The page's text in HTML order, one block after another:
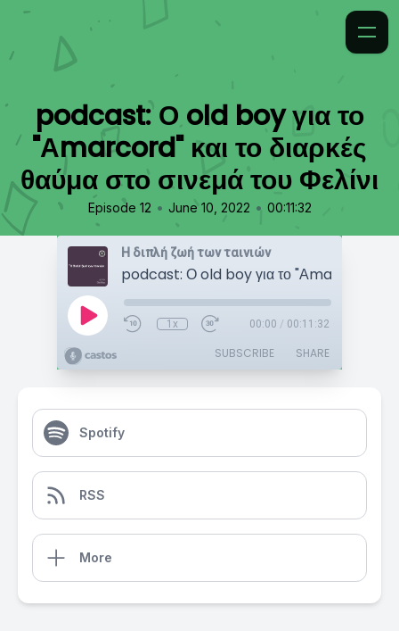
podcast: Ο old boy για το
"Αmarcord" και το διαρκές
θαύμα στο σινεμά του Φελίνι
Episode 12 • June 10, 2022 • 00:11:32
Η διπλή ζωή των ταινιών
1x 00:00 / 00:11:32
SUBSCRIBE SHARE
Spotify
RSS
More